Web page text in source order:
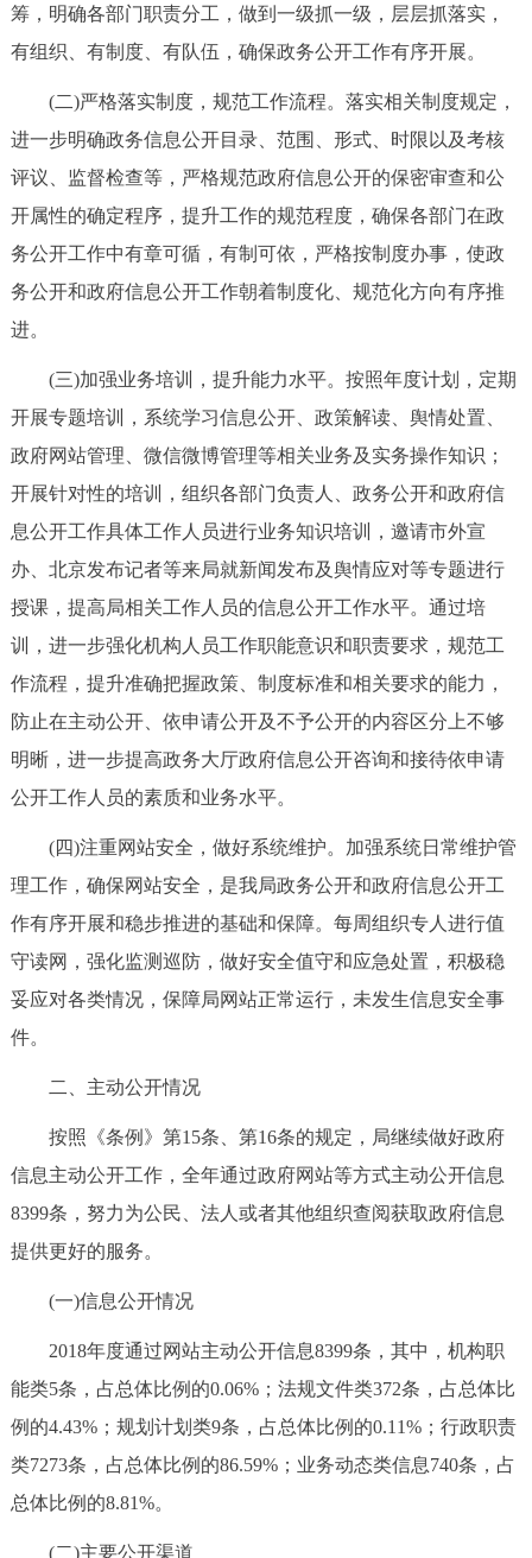
筹，明确各部门职责分工，做到一级抓一级，层层抓落实，
有组织、有制度、有队伍，确保政务公开工作有序开展。
(二)严格落实制度，规范工作流程。落实相关制度规定，
进一步明确政务信息公开目录、范围、形式、时限以及考核
评议、监督检查等，严格规范政府信息公开的保密审查和公
开属性的确定程序，提升工作的规范程度，确保各部门在政
务公开工作中有章可循，有制可依，严格按制度办事，使政
务公开和政府信息公开工作朝着制度化、规范化方向有序推
进。
(三)加强业务培训，提升能力水平。按照年度计划，定期
开展专题培训，系统学习信息公开、政策解读、舆情处置、
政府网站管理、微信微博管理等相关业务及实务操作知识；
开展针对性的培训，组织各部门负责人、政务公开和政府信
息公开工作具体工作人员进行业务知识培训，邀请市外宣
办、北京发布记者等来局就新闻发布及舆情应对等专题进行
授课，提高局相关工作人员的信息公开工作水平。通过培
训，进一步强化机构人员工作职能意识和职责要求，规范工
作流程，提升准确把握政策、制度标准和相关要求的能力，
防止在主动公开、依申请公开及不予公开的内容区分上不够
明晰，进一步提高政务大厅政府信息公开咨询和接待依申请
公开工作人员的素质和业务水平。
(四)注重网站安全，做好系统维护。加强系统日常维护管
理工作，确保网站安全，是我局政务公开和政府信息公开工
作有序开展和稳步推进的基础和保障。每周组织专人进行值
守读网，强化监测巡防，做好安全值守和应急处置，积极稳
妥应对各类情况，保障局网站正常运行，未发生信息安全事
件。
二、主动公开情况
按照《条例》第15条、第16条的规定，局继续做好政府
信息主动公开工作，全年通过政府网站等方式主动公开信息
8399条，努力为公民、法人或者其他组织查阅获取政府信息
提供更好的服务。
(一)信息公开情况
2018年度通过网站主动公开信息8399条，其中，机构职
能类5条，占总体比例的0.06%；法规文件类372条，占总体比
例的4.43%；规划计划类9条，占总体比例的0.11%；行政职责
类7273条，占总体比例的86.59%；业务动态类信息740条，占
总体比例的8.81%。
(二)主要公开渠道